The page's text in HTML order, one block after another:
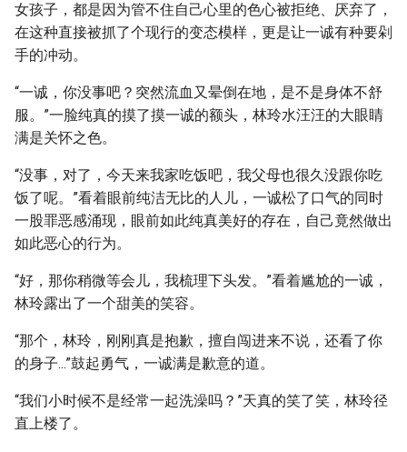
女孩子，都是因为管不住自己心里的色心被拒绝、厌弃了，
在这种直接被抓了个现行的变态模样，更是让一诚有种要剁
手的冲动。
“一诚，你没事吧？突然流血又晕倒在地，是不是身体不舒
服。”一脸纯真的摸了摸一诚的额头，林玲水汪汪的大眼睛
满是关怀之色。
“没事，对了，今天来我家吃饭吧，我父母也很久没跟你吃
饭了呢。”看着眼前纯洁无比的人儿，一诚松了口气的同时
一股罪恶感涌现，眼前如此纯真美好的存在，自己竟然做出
如此恶心的行为。
“好，那你稍微等会儿，我梳理下头发。”看着尴尬的一诚，
林玲露出了一个甜美的笑容。
“那个，林玲，刚刚真是抱歉，擅自闯进来不说，还看了你
的身子...”鼓起勇气，一诚满是歉意的道。
“我们小时候不是经常一起洗澡吗？”天真的笑了笑，林玲径
直上楼了。